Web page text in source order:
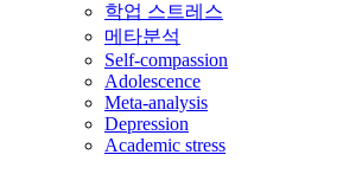
학업 스트레스
메타분석
Self-compassion
Adolescence
Meta-analysis
Depression
Academic stress